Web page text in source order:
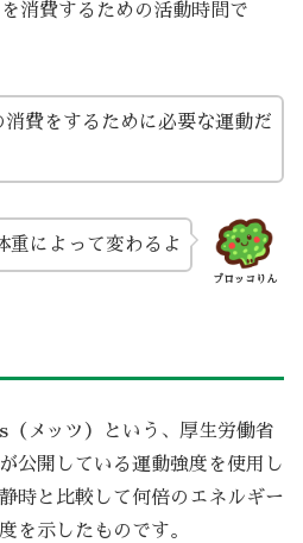
消費するための活動時間で
消費をするために必要な運動だ
ブロッコりん
重によって変わるよ
メッツ）という、厚生労働省
公開している運動強度を使用し
時と比較して何倍のエネルギー
を示したものです。